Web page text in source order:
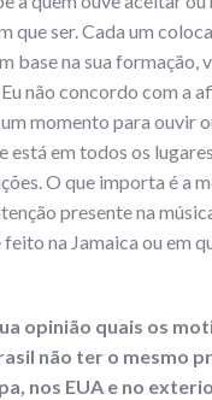
que ser. Cada um
base na sua formação,
não concordo com a
momento para ouvir
está em todos os
O que importa é a
presente na
feito na Jamaica ou em
opinião quais os
não ter o mesmo
nos EUA e no